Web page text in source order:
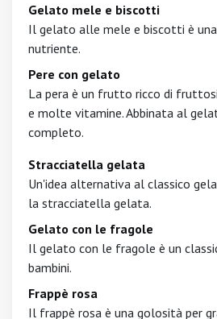
Gelato mele e biscotti
Il gelato alle mele e biscotti è
nutriente.
Pere con gelato
La pera è un frutto ricco di
e molte vitamine. Abbinata al
completo.
Stracciatella gelata
Un'idea alternativa al classico
la stracciatella gelata.
Gelato con le fragole
Il gelato con le fragole è un
bambini.
Frappè rosa
Il frappè rosa è una golosità per